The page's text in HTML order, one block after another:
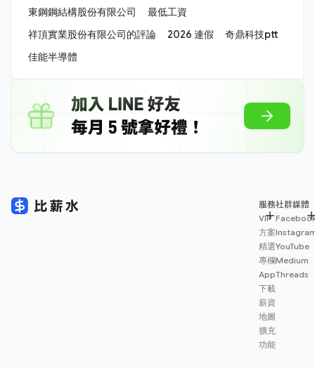
東鋼鋼結構股份有限公司
最低工資
祥頂實業股份有限公司的評論
2026 連假
奇鼎科技ptt
佳能半導體
服務
VIP
方案
精選
專欄
App
下載
薪資
地圖
擴充
功能
社群媒體
YouTube
Medium
Threads